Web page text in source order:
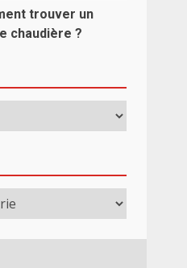
trouver un
chaudière ?